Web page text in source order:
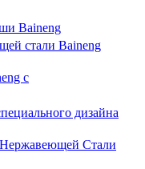
Baineng
стали Baineng
с
дизайна
Стали